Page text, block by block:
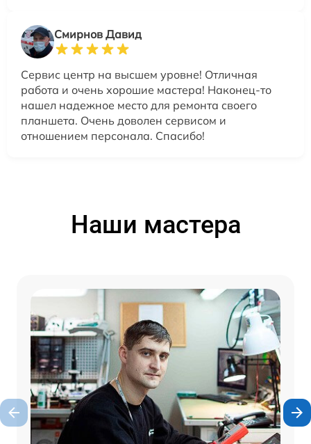
Смирнов Давид
Сервис центр на высшем уровне! Отличная
работа и очень хорошие мастера! Наконец-то
нашел надежное место для ремонта своего
планшета. Очень доволен сервисом и
отношением персонала. Спасибо!
Наши мастера